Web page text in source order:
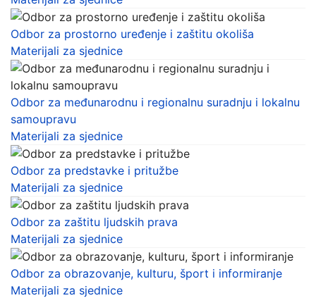
Odbor za prostorno uređenje i zaštitu okoliša
Materijali za sjednice
Odbor za međunarodnu i regionalnu suradnju i lokalnu
samoupravu
Materijali za sjednice
Odbor za predstavke i pritužbe
Materijali za sjednice
Odbor za zaštitu ljudskih prava
Materijali za sjednice
Odbor za obrazovanje, kulturu, šport i informiranje
Materijali za sjednice